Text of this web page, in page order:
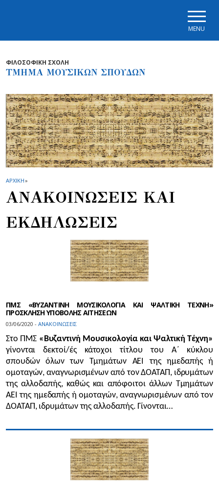
MENU
ΦΙΛΟΣΟΦΙΚΗ ΣΧΟΛΗ
ΤΜΗΜΑ ΜΟΥΣΙΚΩΝ ΣΠΟΥΔΩΝ
ΑΡΧΙΚΗ»
ΑΝΑΚΟΙΝΩΣΕΙΣ ΚΑΙ
ΕΚΔΗΛΩΣΕΙΣ
ΠΜΣ «ΒΥΖΑΝΤΙΝΗ ΜΟΥΣΙΚΟΛΟΓΙΑ ΚΑΙ ΨΑΛΤΙΚΗ ΤΕΧΝΗ»
ΠΡΟΣΚΛΗΣΗ ΥΠΟΒΟΛΗΣ ΑΙΤΗΣΕΩΝ
03/06/2020 - ΑΝΑΚΟΙΝΩΣΕΙΣ
Στο ΠΜΣ «Βυζαντινή Μουσικολογία και Ψαλτική Τέχνη»
γίνονται δεκτοί/ές κάτοχοι τίτλου του Α΄ κύκλου
σπουδών όλων των Τμημάτων ΑΕΙ της ημεδαπής ή
ομοταγών, αναγνωρισμένων από τον ΔΟΑΤΑΠ, ιδρυμάτων
της αλλοδαπής, καθώς και απόφοιτοι άλλων Τμημάτων
ΑΕΙ της ημεδαπής ή ομοταγών, αναγνωρισμένων από τον
ΔΟΑΤΑΠ, ιδρυμάτων της αλλοδαπής. Γίνονται…